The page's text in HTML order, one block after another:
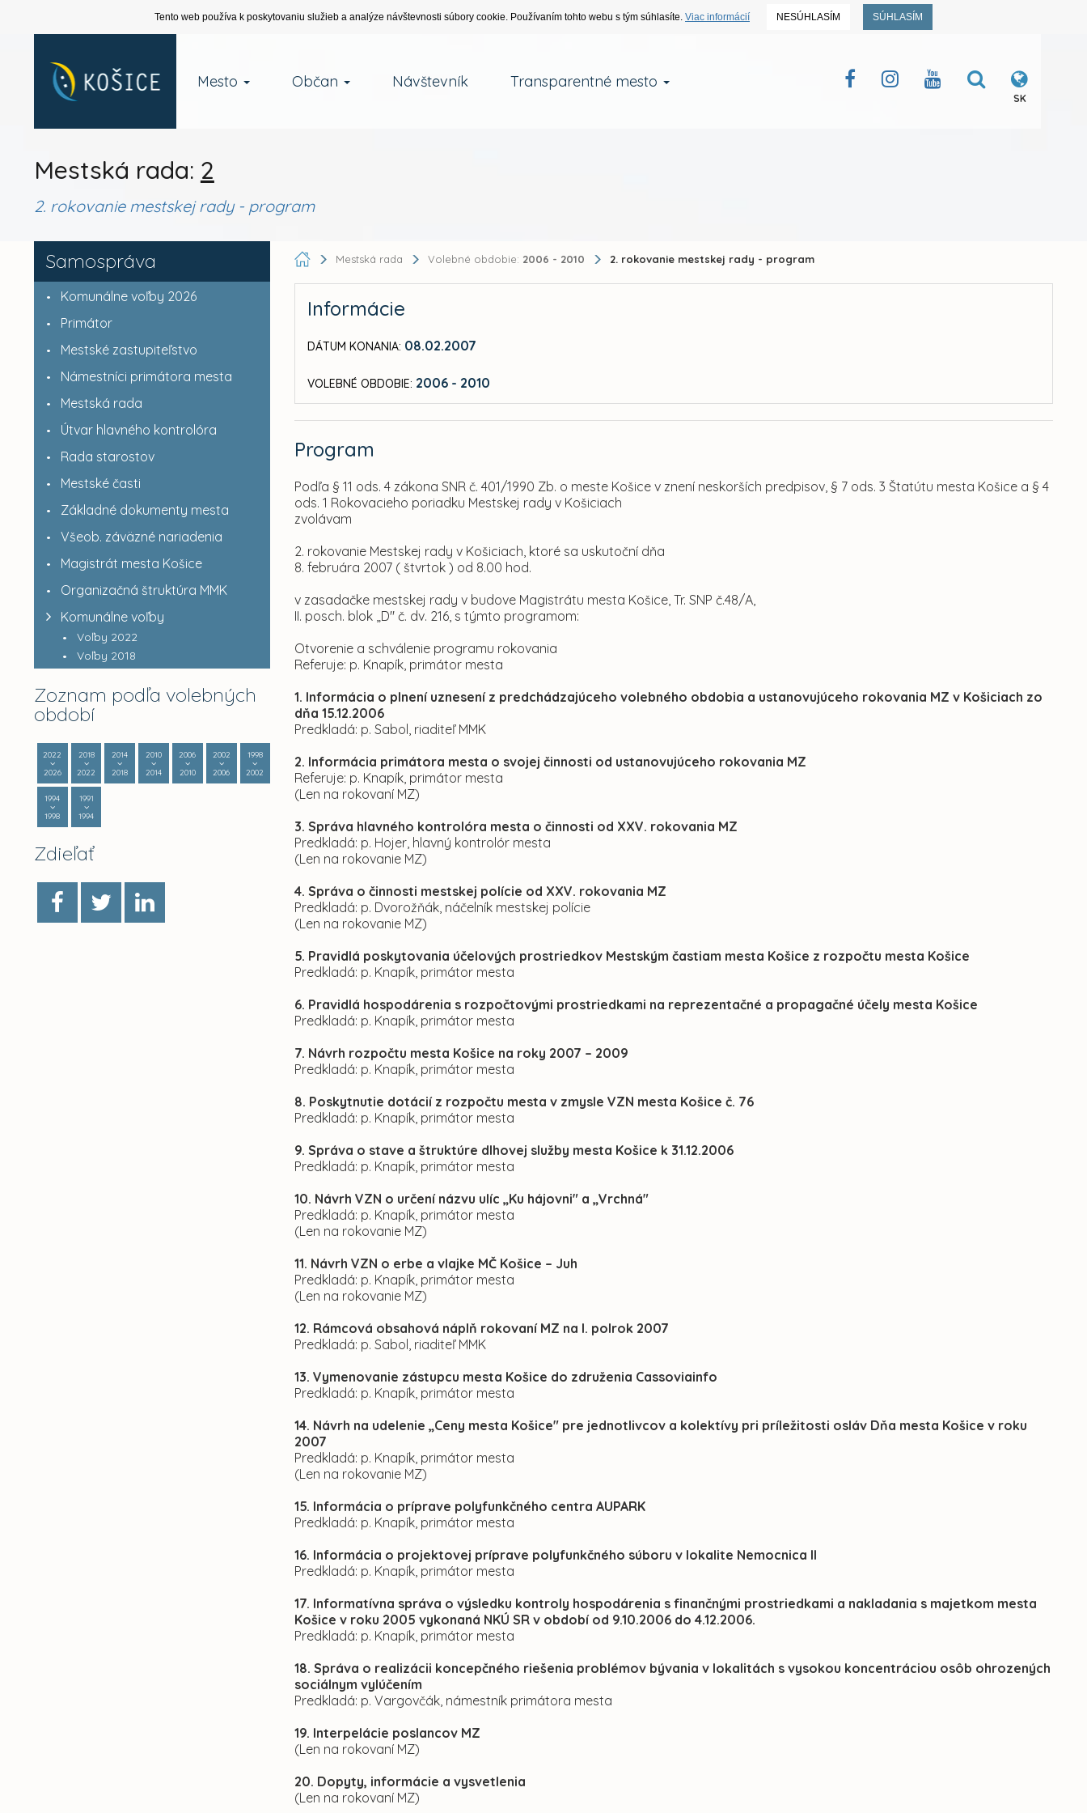
Tento web používa k poskytovaniu služieb a analýze návštevnosti súbory cookie. Používaním tohto webu s tým súhlasíte. Viac informácií NESÚHLASÍM SÚHLASÍM
Mesto Občan Návštevník Transparentné mesto
SK
Mestská rada: 2
2. rokovanie mestskej rady - program
Samospráva
Komunálne voľby 2026
Primátor
Mestské zastupiteľstvo
Námestníci primátora mesta
Mestská rada
Útvar hlavného kontrolóra
Rada starostov
Mestské časti
Základné dokumenty mesta
Všeob. záväzné nariadenia
Magistrát mesta Košice
Organizačná štruktúra MMK
Komunálne voľby
Voľby 2022
Voľby 2018
Zoznam podľa volebných
období
2022
2026
2018
2022
2014
2018
2010
2014
2006
2010
2002
2006
1998
2002
1994
1998
1991
1994
Zdieľať
Mestská rada Volebné obdobie: 2006 - 2010 2. rokovanie mestskej rady - program
Informácie
DÁTUM KONANIA: 08.02.2007
VOLEBNÉ OBDOBIE: 2006 - 2010
Program
Podľa § 11 ods. 4 zákona SNR č. 401/1990 Zb. o meste Košice v znení neskorších predpisov, § 7 ods. 3 Štatútu mesta Košice a § 4
ods. 1 Rokovacieho poriadku Mestskej rady v Košiciach
zvolávam
2. rokovanie Mestskej rady v Košiciach, ktoré sa uskutoční dňa
8. februára 2007 ( štvrtok ) od 8.00 hod.
v zasadačke mestskej rady v budove Magistrátu mesta Košice, Tr. SNP č.48/A,
II. posch. blok „D" č. dv. 216, s týmto programom:
Otvorenie a schválenie programu rokovania
Referuje: p. Knapík, primátor mesta
1. Informácia o plnení uznesení z predchádzajúceho volebného obdobia a ustanovujúceho rokovania MZ v Košiciach zo
dňa 15.12.2006
Predkladá: p. Sabol, riaditeľ MMK
2. Informácia primátora mesta o svojej činnosti od ustanovujúceho rokovania MZ
Referuje: p. Knapík, primátor mesta
(Len na rokovaní MZ)
3. Správa hlavného kontrolóra mesta o činnosti od XXV. rokovania MZ
Predkladá: p. Hojer, hlavný kontrolór mesta
(Len na rokovanie MZ)
4. Správa o činnosti mestskej polície od XXV. rokovania MZ
Predkladá: p. Dvorožňák, náčelník mestskej polície
(Len na rokovanie MZ)
5. Pravidlá poskytovania účelových prostriedkov Mestským častiam mesta Košice z rozpočtu mesta Košice
Predkladá: p. Knapík, primátor mesta
6. Pravidlá hospodárenia s rozpočtovými prostriedkami na reprezentačné a propagačné účely mesta Košice
Predkladá: p. Knapík, primátor mesta
7. Návrh rozpočtu mesta Košice na roky 2007 – 2009
Predkladá: p. Knapík, primátor mesta
8. Poskytnutie dotácií z rozpočtu mesta v zmysle VZN mesta Košice č. 76
Predkladá: p. Knapík, primátor mesta
9. Správa o stave a štruktúre dlhovej služby mesta Košice k 31.12.2006
Predkladá: p. Knapík, primátor mesta
10. Návrh VZN o určení názvu ulíc „Ku hájovni" a „Vrchná"
Predkladá: p. Knapík, primátor mesta
(Len na rokovanie MZ)
11. Návrh VZN o erbe a vlajke MČ Košice – Juh
Predkladá: p. Knapík, primátor mesta
(Len na rokovanie MZ)
12. Rámcová obsahová náplň rokovaní MZ na I. polrok 2007
Predkladá: p. Sabol, riaditeľ MMK
13. Vymenovanie zástupcu mesta Košice do združenia Cassoviainfo
Predkladá: p. Knapík, primátor mesta
14. Návrh na udelenie „Ceny mesta Košice" pre jednotlivcov a kolektívy pri príležitosti osláv Dňa mesta Košice v roku
2007
Predkladá: p. Knapík, primátor mesta
(Len na rokovanie MZ)
15. Informácia o príprave polyfunkčného centra AUPARK
Predkladá: p. Knapík, primátor mesta
16. Informácia o projektovej príprave polyfunkčného súboru v lokalite Nemocnica II
Predkladá: p. Knapík, primátor mesta
17. Informatívna správa o výsledku kontroly hospodárenia s finančnými prostriedkami a nakladania s majetkom mesta
Košice v roku 2005 vykonaná NKÚ SR v období od 9.10.2006 do 4.12.2006.
Predkladá: p. Knapík, primátor mesta
18. Správa o realizácii koncepčného riešenia problémov bývania v lokalitách s vysokou koncentráciou osôb ohrozených
sociálnym vylúčením
Predkladá: p. Vargovčák, námestník primátora mesta
19. Interpelácie poslancov MZ
(Len na rokovaní MZ)
20. Dopyty, informácie a vysvetlenia
(Len na rokovaní MZ)